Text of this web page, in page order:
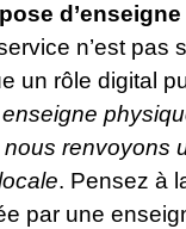
d’enseigne
n’est pas
un rôle digital
renvoyons
. Pensez à
par une